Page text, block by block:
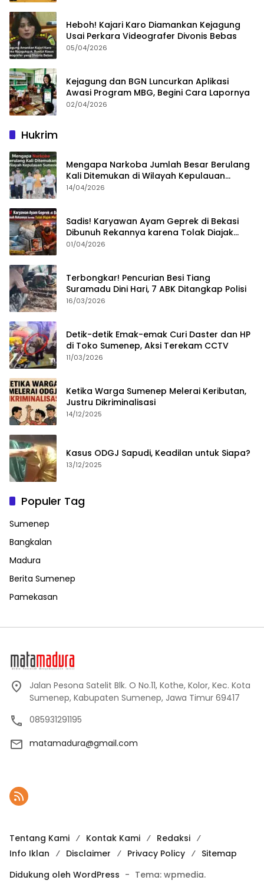
Heboh! Kajari Karo Diamankan Kejagung
Usai Perkara Videografer Divonis Bebas
05/04/2026
Kejagung dan BGN Luncurkan Aplikasi
Awasi Program MBG, Begini Cara Lapornya
02/04/2026
Hukrim
Mengapa Narkoba Jumlah Besar Berulang
Kali Ditemukan di Wilayah Kepulauan
Sumenep?
14/04/2026
Sadis! Karyawan Ayam Geprek di Bekasi
Dibunuh Rekannya karena Tolak Diajak
Merampok Majikan
01/04/2026
Terbongkar! Pencurian Besi Tiang
Suramadu Dini Hari, 7 ABK Ditangkap Polisi
16/03/2026
Detik-detik Emak-emak Curi Daster dan HP
di Toko Sumenep, Aksi Terekam CCTV
11/03/2026
Ketika Warga Sumenep Melerai Keributan,
Justru Dikriminalisasi
14/12/2025
Kasus ODGJ Sapudi, Keadilan untuk Siapa?
13/12/2025
Populer Tag
Sumenep
Bangkalan
Madura
Berita Sumenep
Pamekasan
Jalan Pesona Satelit Blk. O No.11, Kothe, Kolor, Kec. Kota
Sumenep, Kabupaten Sumenep, Jawa Timur 69417
085931291195
matamadura@gmail.com
Tentang Kami Kontak Kami
Redaksi
Info Iklan
Disclaimer Privacy Policy
Sitemap
Didukung oleh WordPress - Tema: wpmedia.